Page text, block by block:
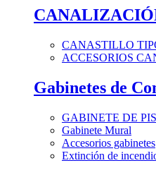
CANASTILLO
ACCESORIOS
Gabinetes de
GABINETE DE
Gabinete Mural
Accesorios gabinetes
Extinción de